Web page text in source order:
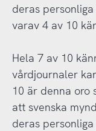
deras
varav 4 av 10
Hela 7 av 10
vårdjournaler
10 är denna oro
att svenska
deras